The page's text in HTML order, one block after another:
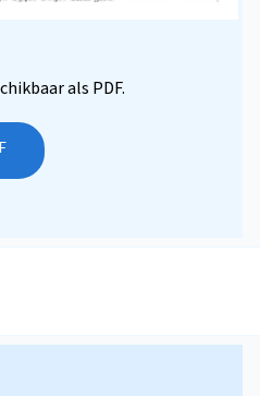
als PDF.